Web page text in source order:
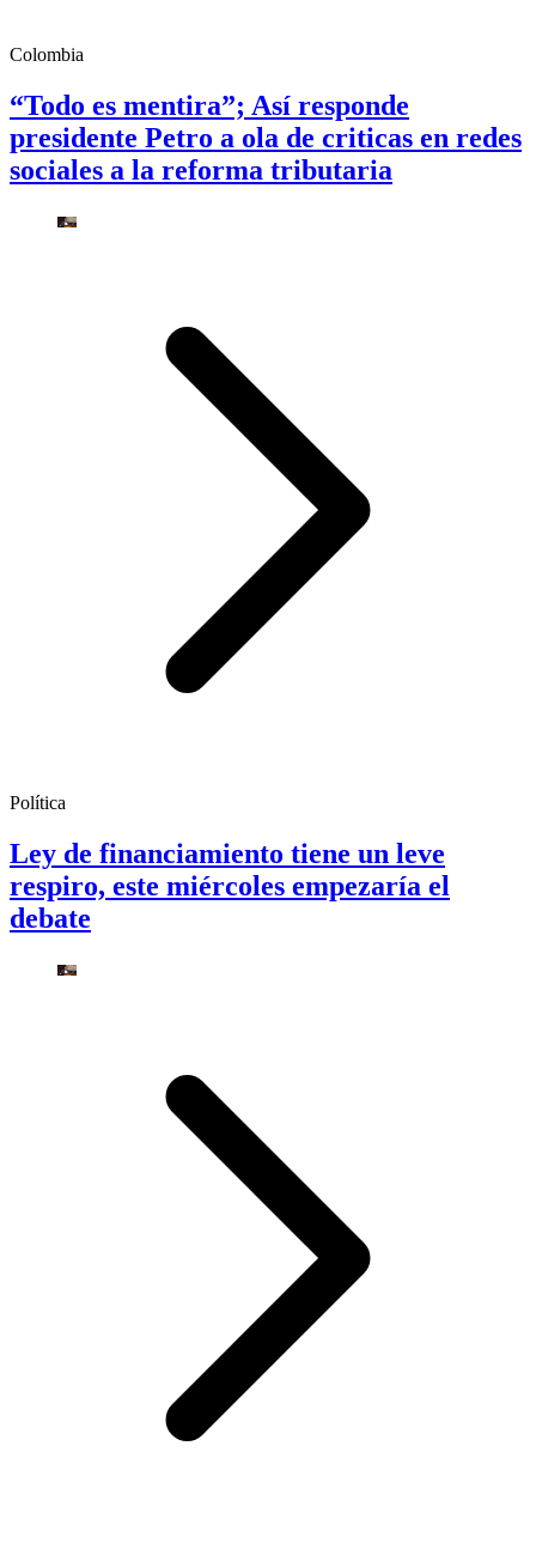
Colombia
“Todo es mentira”; Así responde
presidente Petro a ola de criticas en redes
sociales a la reforma tributaria
Política
Ley de financiamiento tiene un leve
respiro, este miércoles empezaría el
debate